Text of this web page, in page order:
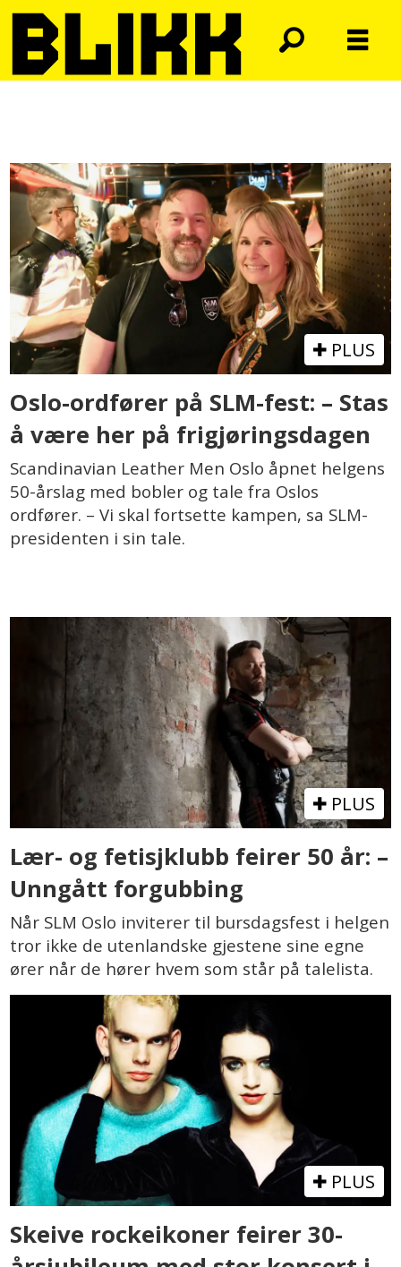
jubileum
PLUS
Oslo-ordfører på SLM-fest: – Stas
å være her på frigjøringsdagen
Scandinavian Leather Men Oslo åpnet helgens
50-årslag med bobler og tale fra Oslos
ordfører. – Vi skal fortsette kampen, sa SLM-
presidenten i sin tale.
PLUS
Lær- og fetisjklubb feirer 50 år: –
Unngått forgubbing
Når SLM Oslo inviterer til bursdagsfest i helgen
tror ikke de utenlandske gjestene sine egne
ører når de hører hvem som står på talelista.
PLUS
Skeive rockeikoner feirer 30-